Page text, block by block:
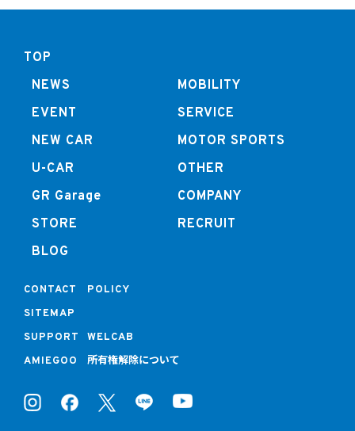
TOP
NEWS
EVENT
NEW CAR
U-CAR
GR Garage
STORE
BLOG
MOBILITY
SERVICE
MOTOR SPORTS
OTHER
COMPANY
RECRUIT
CONTACT
POLICY
SITEMAP
SUPPORT
WELCAB
AMIEGOO
所有権解除について